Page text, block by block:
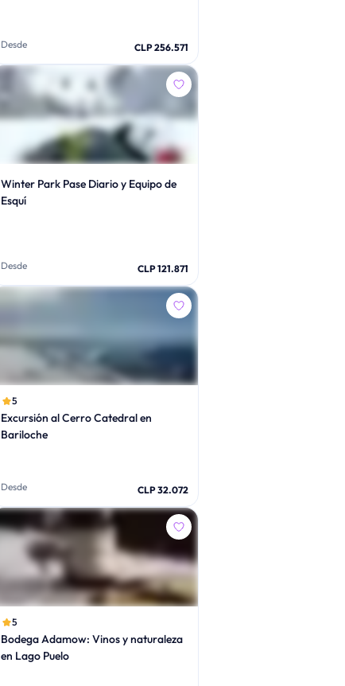
Desde CLP 256.571
Winter Park Pase Diario y Equipo de
Esquí
Desde CLP 121.871
5
Excursión al Cerro Catedral en
Bariloche
Desde CLP 32.072
5
Bodega Adamow: Vinos y naturaleza
en Lago Puelo